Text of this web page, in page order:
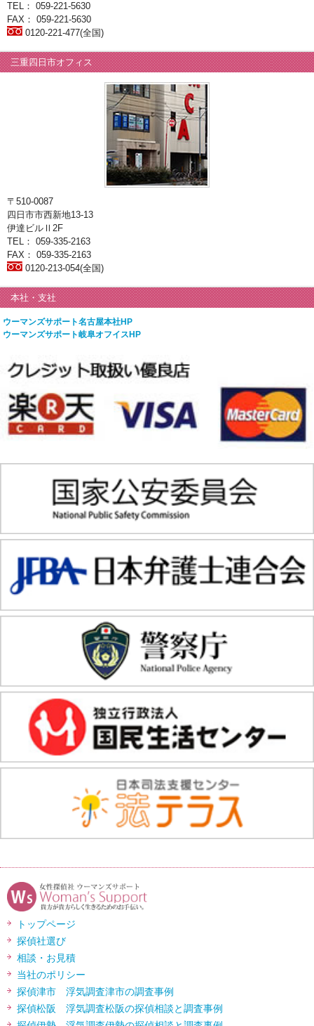
TEL： 059-221-5630
FAX： 059-221-5630
0120-221-477(全国)
三重四日市オフィス
〒510-0087
四日市市西新地13-13
伊達ビルⅡ2F
TEL： 059-335-2163
FAX： 059-335-2163
0120-213-054(全国)
本社・支社
ウーマンズサポート名古屋本社HP
ウーマンズサポート岐阜オフイスHP
トップページ
探偵社選び
相談・お見積
当社のポリシー
探偵津市 浮気調査津市の調査事例
探偵松阪 浮気調査松阪の探偵相談と調査事例